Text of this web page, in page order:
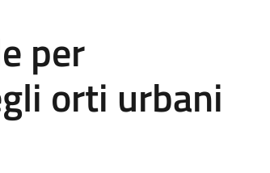
per
orti urbani